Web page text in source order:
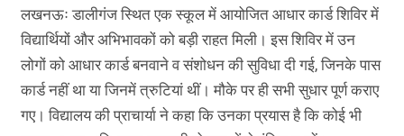
लखनऊः डालीगंज स्थित एक स्कूल में आयोजित आधार कार्ड शिविर में
विद्यार्थियों और अभिभावकों को बड़ी राहत मिली। इस शिविर में उन
लोगों को आधार कार्ड बनवाने व संशोधन की सुविधा दी गई, जिनके पास
कार्ड नहीं था या जिनमें त्रुटियां थीं। मौके पर ही सभी सुधार पूर्ण कराए
गए। विद्यालय की प्राचार्या ने कहा कि उनका प्रयास है कि कोई भी